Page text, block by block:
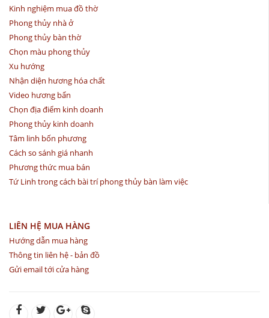
Kinh nghiệm mua đồ thờ
Phong thủy nhà ở
Phong thủy bàn thờ
Chọn màu phong thủy
Xu hướng
Nhận diện hương hóa chất
Video hương bẩn
Chọn địa điểm kinh doanh
Phong thủy kinh doanh
Tâm linh bốn phương
Cách so sánh giá nhanh
Phương thức mua bán
Tứ Linh trong cách bài trí phong thủy bàn làm việc
LIÊN HỆ MUA HÀNG
Hướng dẫn mua hàng
Thông tin liên hệ - bản đồ
Gửi email tới cửa hàng